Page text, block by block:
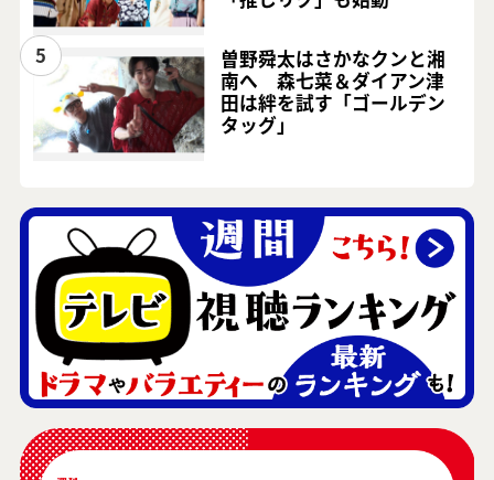
5
曽野舜太はさかなクンと湘
南へ 森七菜＆ダイアン津
田は絆を試す「ゴールデン
タッグ」